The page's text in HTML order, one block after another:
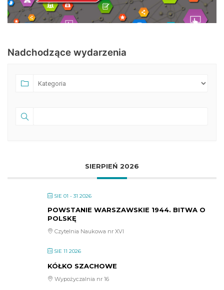
Nadchodzące wydarzenia
SIERPIEŃ 2026
SIE 01 - 31 2026
POWSTANIE WARSZAWSKIE 1944. BITWA O
POLSKĘ
Czytelnia Naukowa nr XVI
SIE 11 2026
KÓŁKO SZACHOWE
Wypożyczalnia nr 16